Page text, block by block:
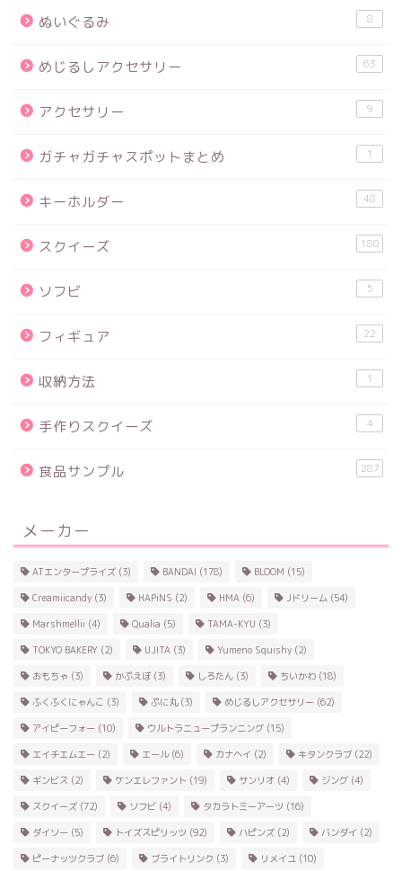
ぬいぐるみ 8
めじるしアクセサリー 63
アクセサリー 9
ガチャガチャスポットまとめ 1
キーホルダー 48
スクイーズ 180
ソフビ 5
フィギュア 22
収納方法 1
手作りスクイーズ 4
食品サンプル 287
メーカー
ATエンタープライズ (3) BANDAI (178) BLOOM (15)
Creamiicandy (3) HAPiNS (2) HMA (6) Jドリーム (54)
Marshmellii (4) Qualia (5) TAMA-KYU (3)
TOKYO BAKERY (2) UJITA (3) Yumeno Squishy (2)
おもちゃ (3) かぷえぼ (3) しろたん (3) ちいかわ (18)
ふくふくにゃんこ (3) ぷに丸(3) めじるしアクセサリー (62)
アイピーフォー (10) ウルトラニュープランニング (15)
エイチエムエー (2) エール(6) カナヘイ (2) キタンクラブ (22)
ギンビス (2) ケンエレファント (19) サンリオ (4) ジング (4)
スクイーズ (72) ソフビ (4) タカラトミーアーツ (16)
ダイソー (5) トイズスピリッツ (92) ハピンズ (2) バンダイ (2)
ピーナッツクラブ (6) ブライトリンク (3) リメイユ (10)